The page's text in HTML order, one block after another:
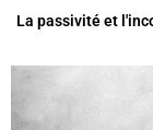
La passivité et